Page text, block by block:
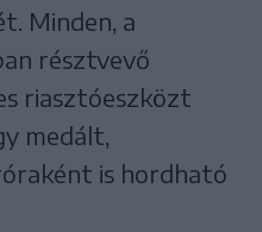
Minden, a
résztvevő
riasztóeszközt
medált,
is hordható